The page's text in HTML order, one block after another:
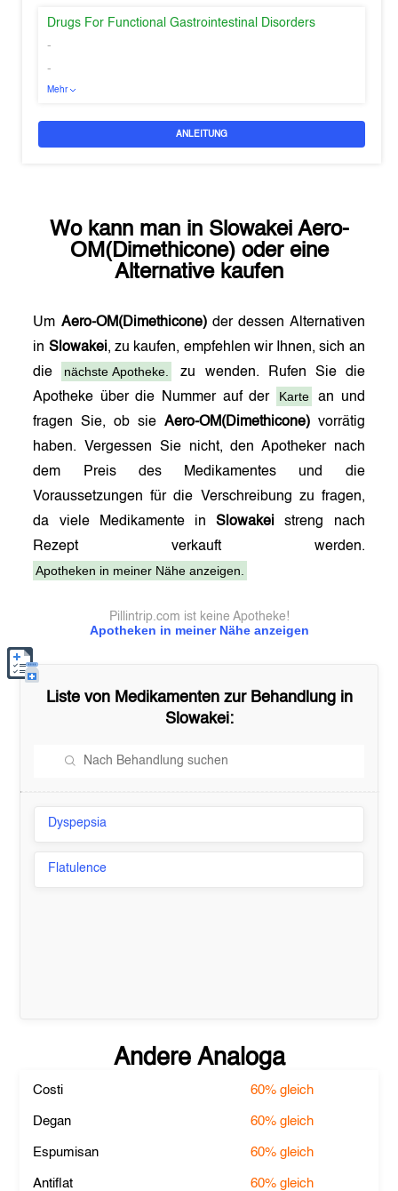
Drugs For Functional Gastrointestinal Disorders
-
-
Mehr
ANLEITUNG
Wo kann man in Slowakei Aero-
OM(Dimethicone)oder eine
Alternative kaufen
Um Aero-OM(Dimethicone)der dessen Alternativen
in Slowakei, zu kaufen, empfehlen wir Ihnen, sich an
die
nächste Apotheke.
zu wenden. Rufen Sie die
Apotheke über die Nummer auf der
Karte
an und
fragen Sie, ob sie Aero-OM(Dimethicone)vorrätig
haben. Vergessen Sie nicht, den Apotheker nach
dem Preis des Medikamentes und die
Voraussetzungen für die Verschreibung zu fragen,
da viele Medikamente inSlowakei streng nach
Rezept verkauft werden.
Apotheken in meiner Nähe anzeigen.
Apotheken in meiner Nähe anzeigen
Pillintrip.com ist keine Apotheke!
Liste von Medikamenten zur Behandlung in
Slowakei:
Dyspepsia
Flatulence
Andere Analoga
Costi 60%gleich
Degan 60%gleich
Espumisan 60%gleich
Antiflat 60%gleich